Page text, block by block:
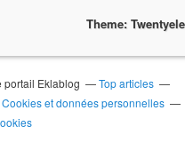
Theme:
portail Eklablog
Top articles
Cookies et données personnelles